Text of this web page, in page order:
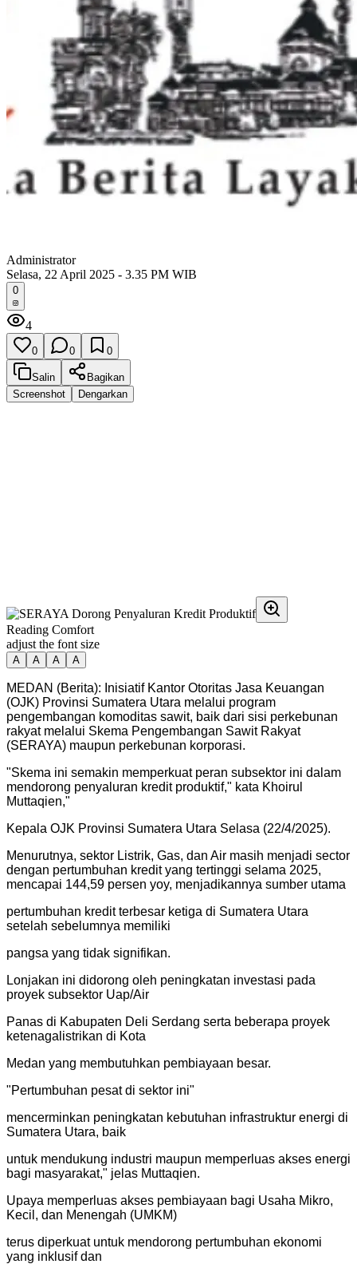
Administrator
Selasa, 22 April 2025 - 3.35 PM WIB
0
4
0 0 0
Salin
Bagikan
Screenshot
Dengarkan
Reading Comfort
adjust the font size
A A A A
MEDAN (Berita): Inisiatif Kantor Otoritas Jasa Keuangan
(OJK) Provinsi Sumatera Utara melalui program
pengembangan komoditas sawit, baik dari sisi perkebunan
rakyat melalui Skema Pengembangan Sawit Rakyat
(SERAYA) maupun perkebunan korporasi.
"Skema ini semakin memperkuat peran subsektor ini dalam
mendorong penyaluran kredit produktif," kata Khoirul
Muttaqien,"
Kepala OJK Provinsi Sumatera Utara Selasa (22/4/2025).
Menurutnya, sektor Listrik, Gas, dan Air masih menjadi sector
dengan pertumbuhan kredit yang tertinggi selama 2025,
mencapai 144,59 persen yoy, menjadikannya sumber utama
pertumbuhan kredit terbesar ketiga di Sumatera Utara
setelah sebelumnya memiliki
pangsa yang tidak signifikan.
Lonjakan ini didorong oleh peningkatan investasi pada
proyek subsektor Uap/Air
Panas di Kabupaten Deli Serdang serta beberapa proyek
ketenagalistrikan di Kota
Medan yang membutuhkan pembiayaan besar.
"Pertumbuhan pesat di sektor ini"
mencerminkan peningkatan kebutuhan infrastruktur energi di
Sumatera Utara, baik
untuk mendukung industri maupun memperluas akses energi
bagi masyarakat," jelas Muttaqien.
Upaya memperluas akses pembiayaan bagi Usaha Mikro,
Kecil, dan Menengah (UMKM)
terus diperkuat untuk mendorong pertumbuhan ekonomi
yang inklusif dan